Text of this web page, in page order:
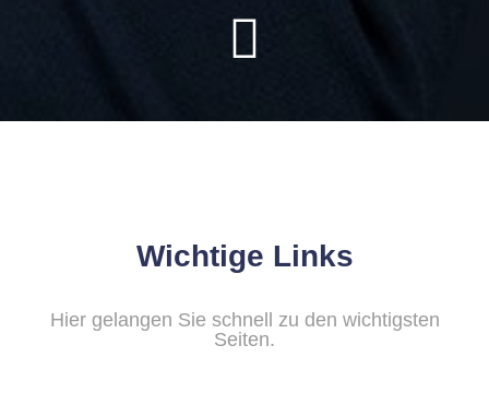
Wichtige Links
Hier gelangen Sie schnell zu den wichtigsten
Seiten.